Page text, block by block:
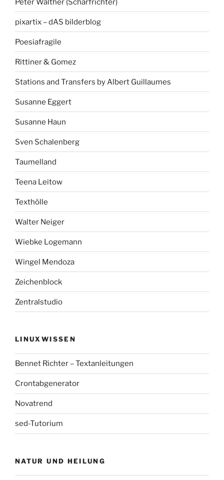
pixartix – dAS bilderblog
Poesiafragile
Rittiner & Gomez
Stations and Transfers by Albert Guillaumes
Susanne Eggert
Susanne Haun
Sven Schalenberg
Taumelland
Teena Leitow
Texthölle
Walter Neiger
Wiebke Logemann
Wingel Mendoza
Zeichenblock
Zentralstudio
LINUXWISSEN
Bennet Richter – Textanleitungen
Crontabgenerator
Novatrend
sed-Tutorium
NATUR UND HEILUNG